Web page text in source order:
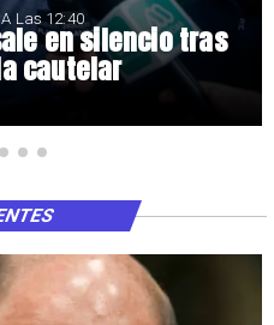
en silencio tras
cautelar
Las 12:40